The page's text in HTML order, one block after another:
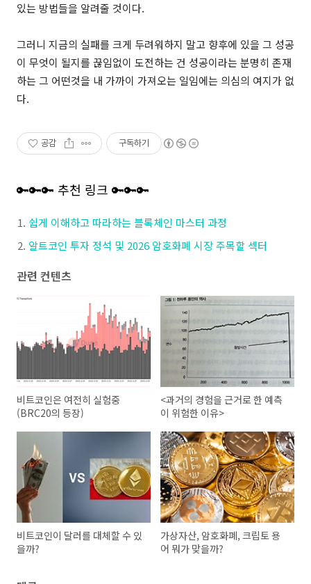
있는 방법들을 알려줄 것이다.
그러니 지금의 실패를 크게 두려워하지 말고 향후에 있을 그 성공
이 무엇이 될지를 끊임없이 도전하는 건 성공이라는 분명히 존재
하는 그 어떤것을 내 가까이 가져오는 일임에는 의심의 여지가 없
다.
공감 구독하기
🔑🔑🔑 추천 링크 🔑🔑🔑
쉽게 이해하고 따라하는 블록체인 마스터 과정
알트코인 투자 정석 및 2026 암호화폐 시장 주목할 섹터
관련 컨텐츠
비트코인은 여전히 실험중
(BRC20의 등장)
<과거의 경험을 근거로 한 예측
이 위험한 이유>
비트코인이 달러를 대체할 수 있
을까?
가상자산, 암호화폐, 크립토 용
어 뭐가 맞을까?